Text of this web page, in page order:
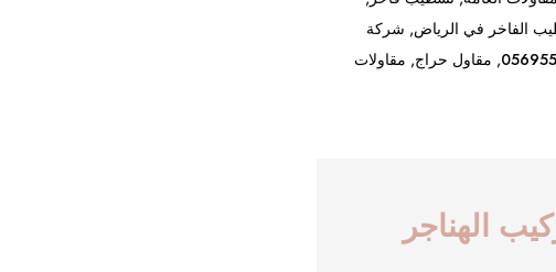
الفاخر في الرياض, شركة
, مقاول حراج, مقاولات
| تصنيع وتركيب الهناجر